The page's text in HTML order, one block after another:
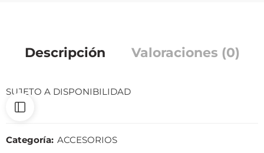
Descripción Valoraciones (0)
SUJETO A DISPONIBILIDAD
Categoría: ACCESORIOS